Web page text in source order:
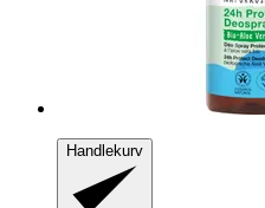
Handlekurv